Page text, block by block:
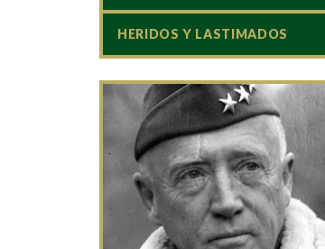
HERIDOS Y LASTIMADOS